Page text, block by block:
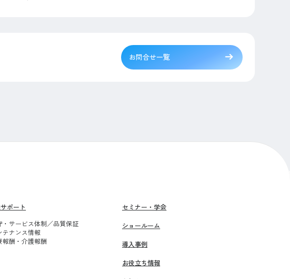
お問合せ一覧
ポート
・サービス体制／品質保証
テナンス情報
報酬・介護報酬
セミナー・学会
ショールーム
導入事例
お役立ち情報